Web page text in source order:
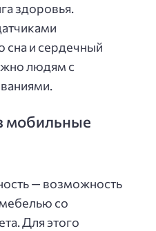
здоровья.
сна и сердечный
людям с
мобильные
— возможность
со
Для этого